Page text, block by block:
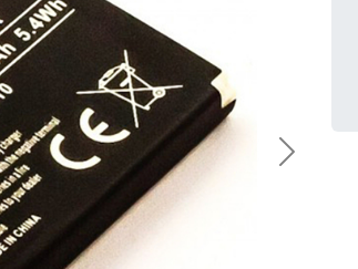
Next